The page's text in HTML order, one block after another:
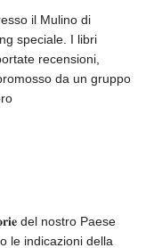
il Mulino di
speciale. I libri
recensioni,
da un gruppo
del nostro Paese
le indicazioni della